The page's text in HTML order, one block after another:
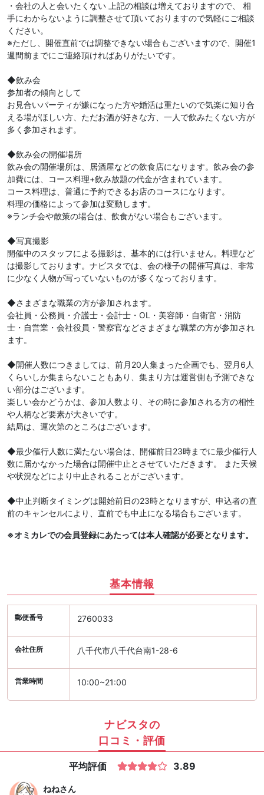
・会社の人と会いたくない 上記の相談は増えておりますので、 相
手にわからないように調整させて頂いておりますので気軽にご相談
ください。
※ただし、開催直前では調整できない場合もございますので、開催1
週間前までにご連絡頂ければありがたいです。
◆飲み会
参加者の傾向として
お見合いパーティが嫌になった方や婚活は重たいので気楽に知り合
える場がほしい方、ただお酒が好きな方、一人で飲みたくない方が
多く参加されます。
◆飲み会の開催場所
飲み会の開催場所は、居酒屋などの飲食店になります。飲み会の参
加費には、コース料理+飲み放題の代金が含まれています。
コース料理は、普通に予約できるお店のコースになります。
料理の価格によって参加は変動します。
※ランチ会や散策の場合は、飲食がない場合もございます。
◆写真撮影
開催中のスタッフによる撮影は、基本的には行いません。料理など
は撮影しております。ナビスタでは、会の様子の開催写真は、非常
に少なく人物が写っていないものが多くなっております。
◆さまざまな職業の方が参加されます。
会社員・公務員・介護士・会計士・OL・美容師・自衛官・消防
士・自営業・会社役員・警察官などさまざまな職業の方が参加され
ます。
◆開催人数につきましては、前月20人集まった企画でも、翌月6人
くらいしか集まらないこともあり、集まり方は運営側も予測できな
い部分はございます。
楽しい会かどうかは、参加人数より、その時に参加される方の相性
や人柄など要素が大きいです。
結局は、運次第のところはございます。
◆最少催行人数に満たない場合は、開催前日23時までに最少催行人
数に届かなかった場合は開催中止とさせていただきます。 また天候
や状況などにより中止されることがございます。
◆中止判断タイミングは開始前日の23時となりますが、申込者の直
前のキャンセルにより、直前でも中止になる場合もございます。
※オミカレでの会員登録にあたっては本人確認が必要となります。
基本情報
郵便番号 2760033
会社住所 八千代市八千代台南1-28-6
営業時間 10:00~21:00
ナビスタの
口コミ・評価
平均評価 3.89
ねねさん